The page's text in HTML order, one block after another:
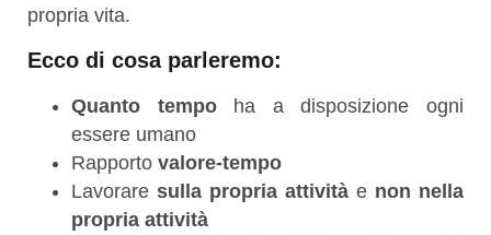
propria vita.
Ecco di cosa parleremo:
Quanto tempoha a disposizione ogni
essere umano
Rapporto valore-tempo
Lavorare sulla propria attività e non nella
propria attività